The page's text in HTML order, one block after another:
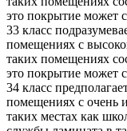
это покрытие может
33 класс
помещениях с
таких помещениях
это покрытие может
34 класс
помещениях с очень
таких местах как